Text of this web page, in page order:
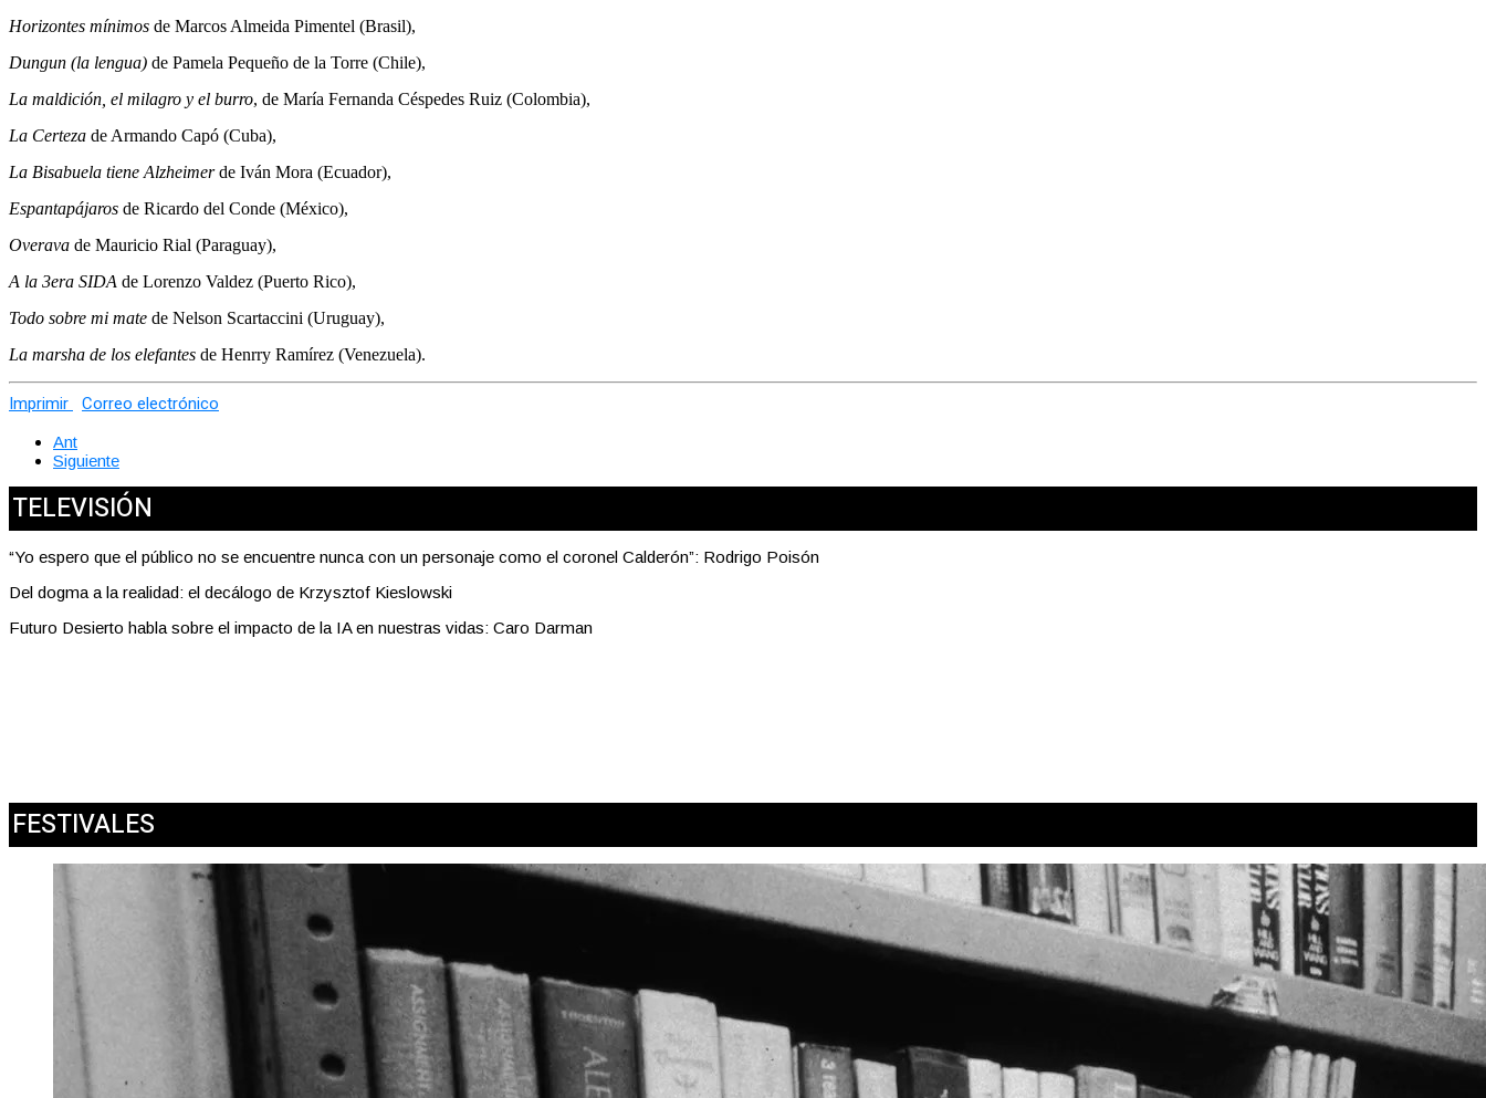
Horizontes mínimos de Marcos Almeida Pimentel (Brasil),
Dungun (la lengua) de Pamela Pequeño de la Torre (Chile),
La maldición, el milagro y el burro, de María Fernanda Céspedes Ruiz (Colombia),
La Certeza de Armando Capó (Cuba),
La Bisabuela tiene Alzheimerde Iván Mora (Ecuador),
Espantapájaros de Ricardo del Conde (México),
Overava de Mauricio Rial (Paraguay),
A la 3era SIDA de Lorenzo Valdez (Puerto Rico),
Todo sobre mi mate de Nelson Scartaccini (Uruguay),
La marsha de los elefantes de Henrry Ramírez (Venezuela).
Imprimir Correo electrónico
Ant
Siguiente
TELEVISIÓN
“Yo espero que el público no se encuentre nunca con un personaje como el coronel Calderón”: Rodrigo Poisón
Del dogma a la realidad: el decálogo de Krzysztof Kieslowski
Futuro Desierto habla sobre el impacto de la IA en nuestras vidas: Caro Darman
FESTIVALES